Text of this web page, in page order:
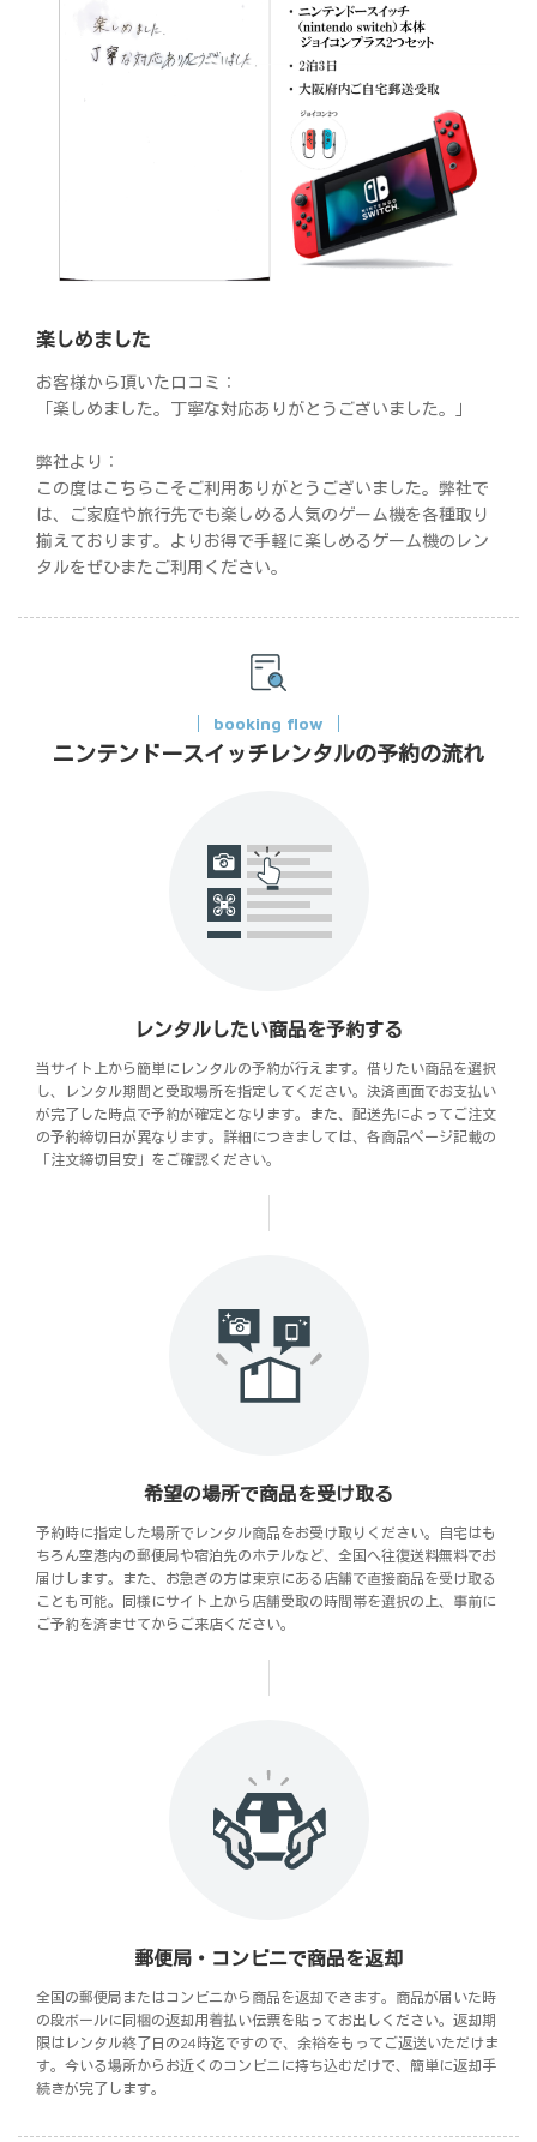
楽しめました
お客様から頂いた口コミ：
「楽しめました。丁寧な対応ありがとうございました。」
弊社より：
この度はこちらこそご利用ありがとうございました。弊社で
は、ご家庭や旅行先でも楽しめる人気のゲーム機を各種取り
揃えております。よりお得で手軽に楽しめるゲーム機のレン
タルをぜひまたご利用ください。
booking flow
ニンテンドースイッチレンタルの予約の流れ
レンタルしたい商品を予約する
当サイト上から簡単にレンタルの予約が行えます。借りたい商品を選択
し、レンタル期間と受取場所を指定してください。決済画面でお支払い
が完了した時点で予約が確定となります。また、配送先によってご注文
の予約締切日が異なります。詳細につきましては、各商品ページ記載の
「注文締切目安」をご確認ください。
希望の場所で商品を受け取る
予約時に指定した場所でレンタル商品をお受け取りください。自宅はも
ちろん空港内の郵便局や宿泊先のホテルなど、全国へ往復送料無料でお
届けします。また、お急ぎの方は東京にある店舗で直接商品を受け取る
ことも可能。同様にサイト上から店舗受取の時間帯を選択の上、事前に
ご予約を済ませてからご来店ください。
郵便局・コンビニで商品を返却
全国の郵便局またはコンビニから商品を返却できます。商品が届いた時
の段ボールに同梱の返却用着払い伝票を貼ってお出しください。返却期
限はレンタル終了日の24時迄ですので、余裕をもってご返送いただけま
す。今いる場所からお近くのコンビニに持ち込むだけで、簡単に返却手
続きが完了します。